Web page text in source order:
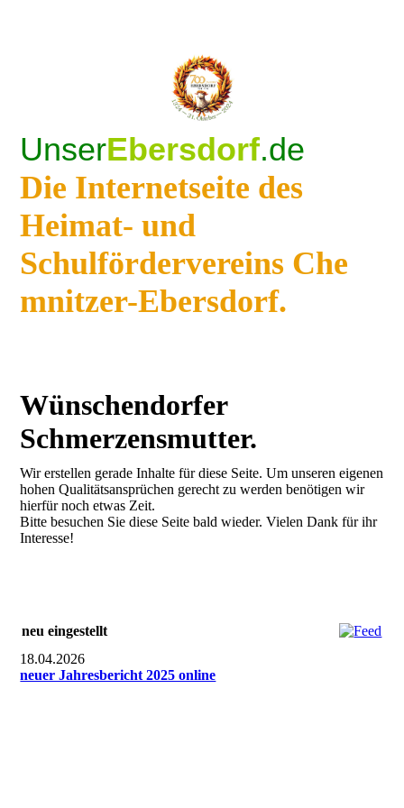
UnserEbersdorf.de
Die Internetseite des
Heimat- und
Schulfördervereins Che
mnitzer-Ebersdorf.
Wünschendorfer
Schmerzensmutter.
Wir erstellen gerade Inhalte für diese Seite. Um unseren eigenen
hohen Qualitätsansprüchen gerecht zu werden benötigen wir
hierfür noch etwas Zeit.
Bitte besuchen Sie diese Seite bald wieder. Vielen Dank für ihr
Interesse!
neu eingestellt
18.04.2026
neuer Jahresbericht 2025 online